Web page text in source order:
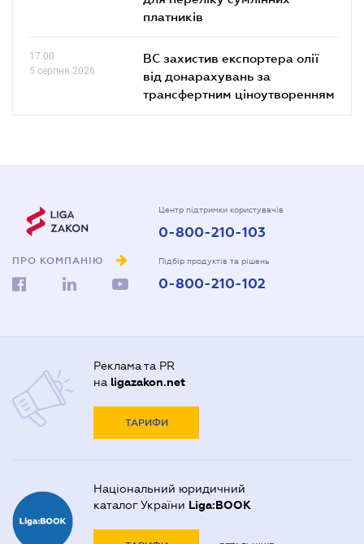
платників
17.00
5 серпня 2026
ВС захистив експортера олії
від донарахувань за
трансфертним ціноутворенням
ПРО КОМПАНІЮ
Центр підтримки користувачів
0-800-210-103
Підбір продуктів та рішень
0-800-210-102
Реклама та PR
на ligazakon.net
ТАРИФИ
Національний юридичний
каталог України Liga:BOOK